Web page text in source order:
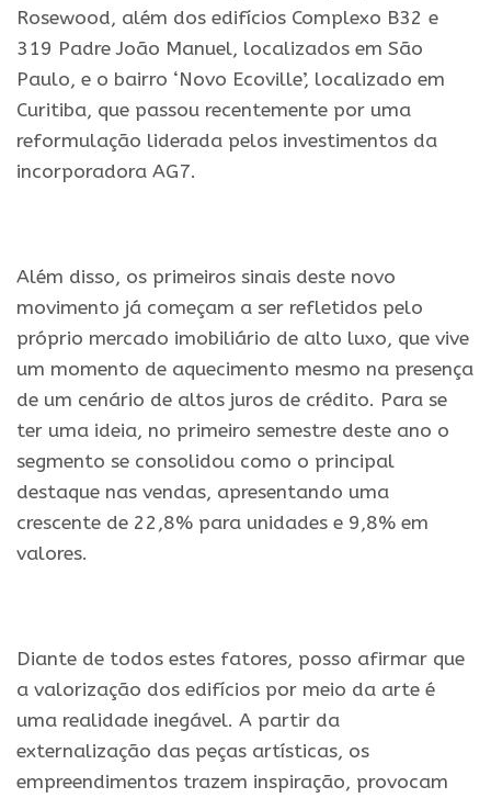
Rosewood, além dos edifícios Complexo B32 e
319 Padre João Manuel, localizados em São
Paulo, e o bairro ‘Novo Ecoville’, localizado em
Curitiba, que passou recentemente por uma
reformulação liderada pelos investimentos da
incorporadora AG7.
Além disso, os primeiros sinais deste novo
movimento já começam a ser refletidos pelo
próprio mercado imobiliário de alto luxo, que vive
um momento de aquecimento mesmo na presença
de um cenário de altos juros de crédito. Para se
ter uma ideia, no primeiro semestre deste ano o
segmento se consolidou como o principal
destaque nas vendas, apresentando uma
crescente de 22,8% para unidades e 9,8% em
valores.
Diante de todos estes fatores, posso afirmar que
a valorização dos edifícios por meio da arte é
uma realidade inegável. A partir da
externalização das peças artísticas, os
empreendimentos trazem inspiração, provocam